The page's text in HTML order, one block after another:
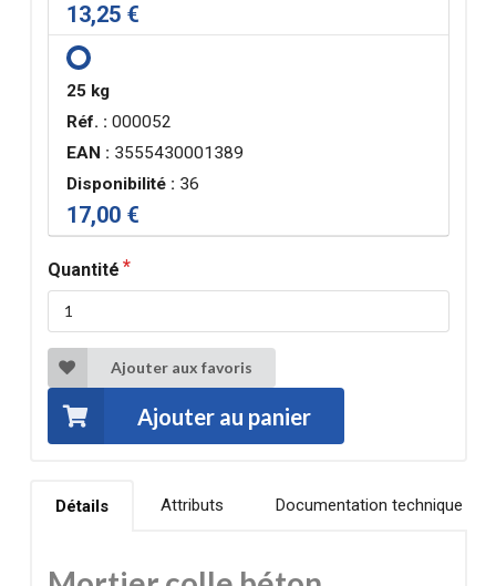
13,25 €
25 kg
Réf. : 000052
EAN : 3555430001389
Disponibilité : 36
17,00 €
Quantité
Ajouter aux favoris
Ajouter au panier
Détails Attributs Documentation technique